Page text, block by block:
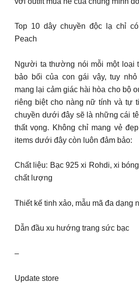
Top 10 dây chuyền độc lạ chỉ
Peach
Người ta thường nói mỗi một loại
bảo bối của con gái vậy, tuy
mang lại cảm giác hài hòa cho bộ
riêng biệt cho nàng nữ tính và tự
chuyền dưới đây sẽ là những cái
thất vọng. Không chỉ mang vẻ
items dưới đây còn luôn đảm bảo:
Chất liệu: Bạc 925 xi Rohdi, xi
chất lượng
Thiết kế tinh xảo, mẫu mã đa dạng
Dẫn đầu xu hướng trang sức bạc
–
Update store